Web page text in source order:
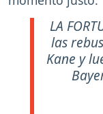
LA
las
Kane y